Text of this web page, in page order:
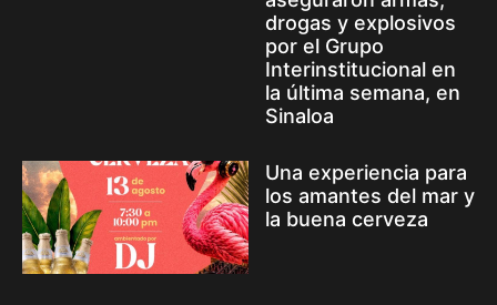
drogas y explosivos
por el Grupo
Interinstitucional en
la última semana, en
Sinaloa
Una experiencia para
los amantes del mar y
la buena cerveza